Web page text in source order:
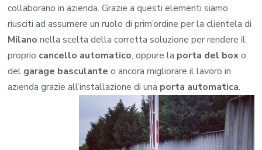
collaborano in azienda. Grazie a questi elementi siamo
riusciti ad assumere un ruolo di prim’ordine per la clientela di
Milano nella scelta della corretta soluzione per rendere il
proprio cancello automatico, oppure la porta del boxo
del garage basculante o ancora migliorare il lavoro in
azienda grazie all’installazione di una porta automatica.